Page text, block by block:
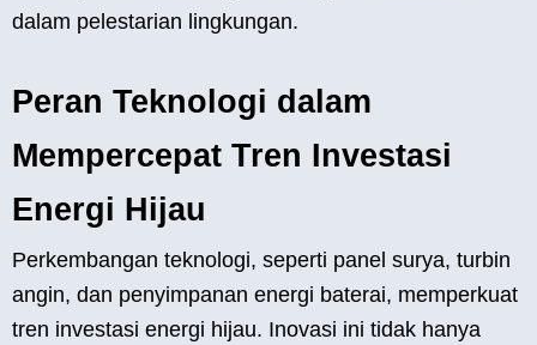
dalam pelestarian lingkungan.
Peran Teknologi dalam
Mempercepat Tren Investasi
Energi Hijau
Perkembangan teknologi, seperti panel surya, turbin
angin, dan penyimpanan energi baterai, memperkuat
tren investasi energi hijau. Inovasi ini tidak hanya